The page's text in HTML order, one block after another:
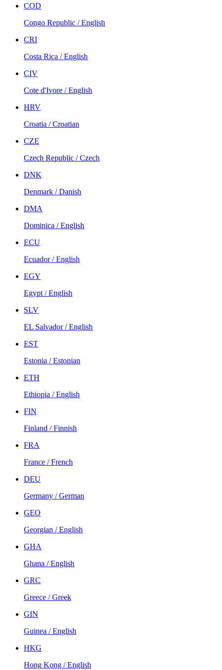
COD
Congo Republic / English
CRI
Costa Rica / English
CIV
Cote d'Ivore / English
HRV
Croatia / Croatian
CZE
Czech Republic / Czech
DNK
Denmark / Danish
DMA
Dominica / English
ECU
Ecuador / English
EGY
Egypt / English
SLV
EL Salvador / English
EST
Estonia / Estonian
ETH
Ethiopia / English
FIN
Finland / Finnish
FRA
France / French
DEU
Germany / German
GEO
Georgian / English
GHA
Ghana / English
GRC
Greece / Greek
GIN
Guinea / English
HKG
Hong Kong / English